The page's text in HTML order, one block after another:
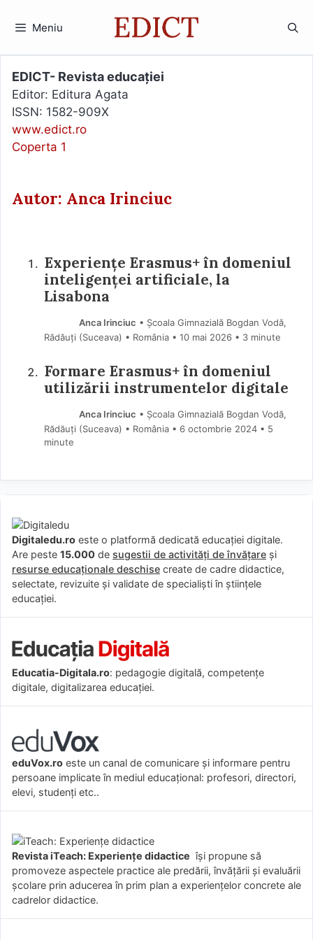
Meniu
EDICT- Revista educației
Editor: Editura Agata
ISSN: 1582-909X
www.edict.ro
Coperta 1
Autor: Anca Irinciuc
Experiențe Erasmus+ în domeniul
inteligenței artificiale, la
Lisabona
Anca Irinciuc • Școala Gimnazială Bogdan Vodă,
Rădăuți (Suceava) • România
10 mai 2026 • 3 minute
Formare Erasmus+ în domeniul
utilizării instrumentelor digitale
Anca Irinciuc • Școala Gimnazială Bogdan Vodă,
Rădăuți (Suceava) • România
6 octombrie 2024 • 5
minute
Digitaledu.ro este o platformă dedicată educației digitale.
Are peste 15.000 de sugestii de activități de învățare și
resurse educaționale deschise create de cadre didactice,
selectate, revizuite și validate de specialiști în științele
educației.
Educatia-Digitala.ro: pedagogie digitală, competențe
digitale, digitalizarea educației.
eduVox.ro este un canal de comunicare și informare pentru
persoane implicate în mediul educațional: profesori, directori,
elevi, studenți etc..
Revista iTeach: Experienţe didactice îşi propune să
promoveze aspectele practice ale predării, învăţării şi evaluării
şcolare prin aducerea în prim plan a experienţelor concrete ale
cadrelor didactice.